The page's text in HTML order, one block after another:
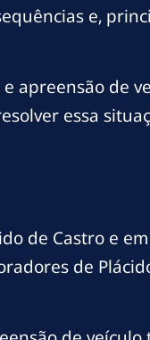
e,
apreensão de
essa
de Castro e
de